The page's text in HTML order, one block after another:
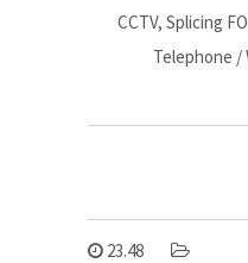
CCTV, Splicing
Telephone /
23.48